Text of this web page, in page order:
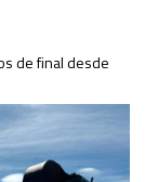
de final desde